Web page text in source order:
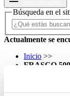
Búsqueda en el
Actualmente se
Inicio >>
FRASCO
arrow_back